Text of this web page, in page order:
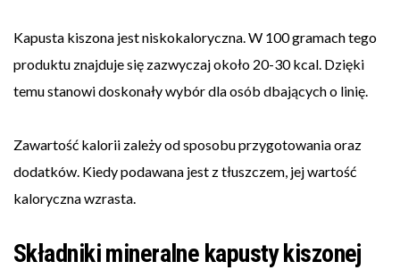
Kapusta kiszona jest niskokaloryczna. W 100 gramach tego
produktu znajduje się zazwyczaj około 20-30 kcal. Dzięki
temu stanowi doskonały wybór dla osób dbających o linię.
Zawartość kalorii zależy od sposobu przygotowania oraz
dodatków. Kiedy podawana jest z tłuszczem, jej wartość
kaloryczna wzrasta.
Składniki mineralne kapusty kiszonej